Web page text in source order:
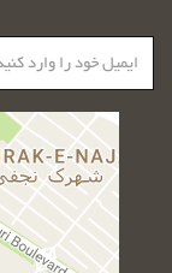
ایمیل
خود
را